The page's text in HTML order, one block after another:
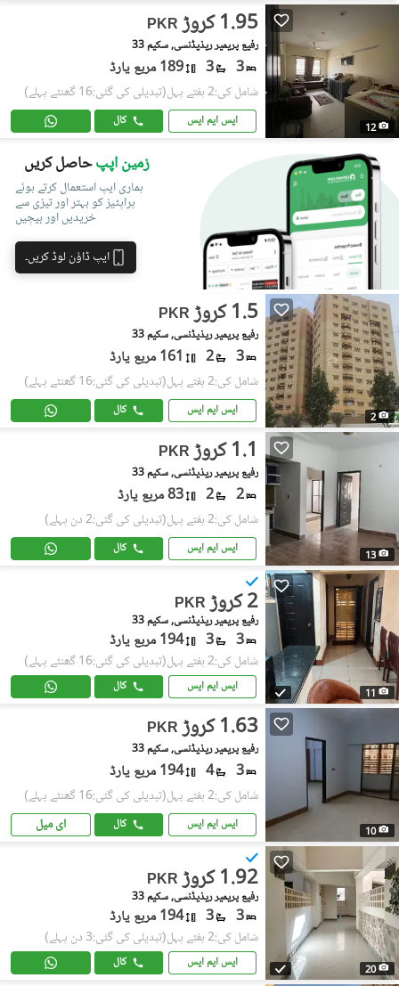
12
PKR 1.95 کروڑ
رفیع پریمیر ریذیڈنسی, سکیم 33
3
3 189 مربع یارڈ
شامل کی:2 ہفتے پہل (تبدیلی کی گئی:16 گھنٹے پہلے)
ایس ایم ایس کال
زمین اپپحاصل کریں
ہماری ایپ استعمال کرتے ہوئے
پراپٹیز کو بہتر اور تیزی سے
خریدیں اور بیچیں
ایپ ڈاؤن لوڈ کریں۔
2
PKR 1.5 کروڑ
رفیع پریمیر ریذیڈنسی, سکیم 33
3
2 161 مربع یارڈ
شامل کی:2 ہفتے پہل (تبدیلی کی گئی:16 گھنٹے پہلے)
ایس ایم ایس کال
13
PKR 1.1 کروڑ
رفیع پریمیر ریذیڈنسی, سکیم 33
2
2 83 مربع یارڈ
شامل کی:2 ہفتے پہل (تبدیلی کی گئی:2 دن پہلے)
ایس ایم ایس کال
11
PKR 2 کروڑ
رفیع پریمیر ریذیڈنسی, سکیم 33
3
3 194 مربع یارڈ
شامل کی:2 ہفتے پہل (تبدیلی کی گئی:16 گھنٹے پہلے)
ایس ایم ایس کال
10
PKR 1.63 کروڑ
رفیع پریمیر ریذیڈنسی, سکیم 33
3
4 194 مربع یارڈ
شامل کی:2 ہفتے پہل (تبدیلی کی گئی:16 گھنٹے پہلے)
ایس ایم ایس کال ای میل
20
PKR 1.92 کروڑ
رفیع پریمیر ریذیڈنسی, سکیم 33
3
3 194 مربع یارڈ
شامل کی:2 ہفتے پہل (تبدیلی کی گئی:3 دن پہلے)
ایس ایم ایس کال